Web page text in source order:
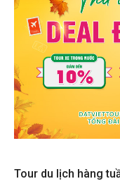
Tour du lịch hàng